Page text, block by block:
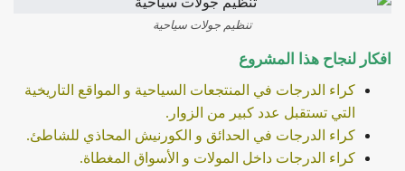
تنظيم جولات سياحية
افكار لنجاح هذا المشروع
كراء الدرجات في المنتجعات السياحية و المواقع التاريخية
التي تستقبل عدد كبير من الزوار.
كراء الدرجات في الحدائق و الكورنيش المحاذي للشاطئ.
كراء الدرجات داخل المولات و الأسواق المغطاة.